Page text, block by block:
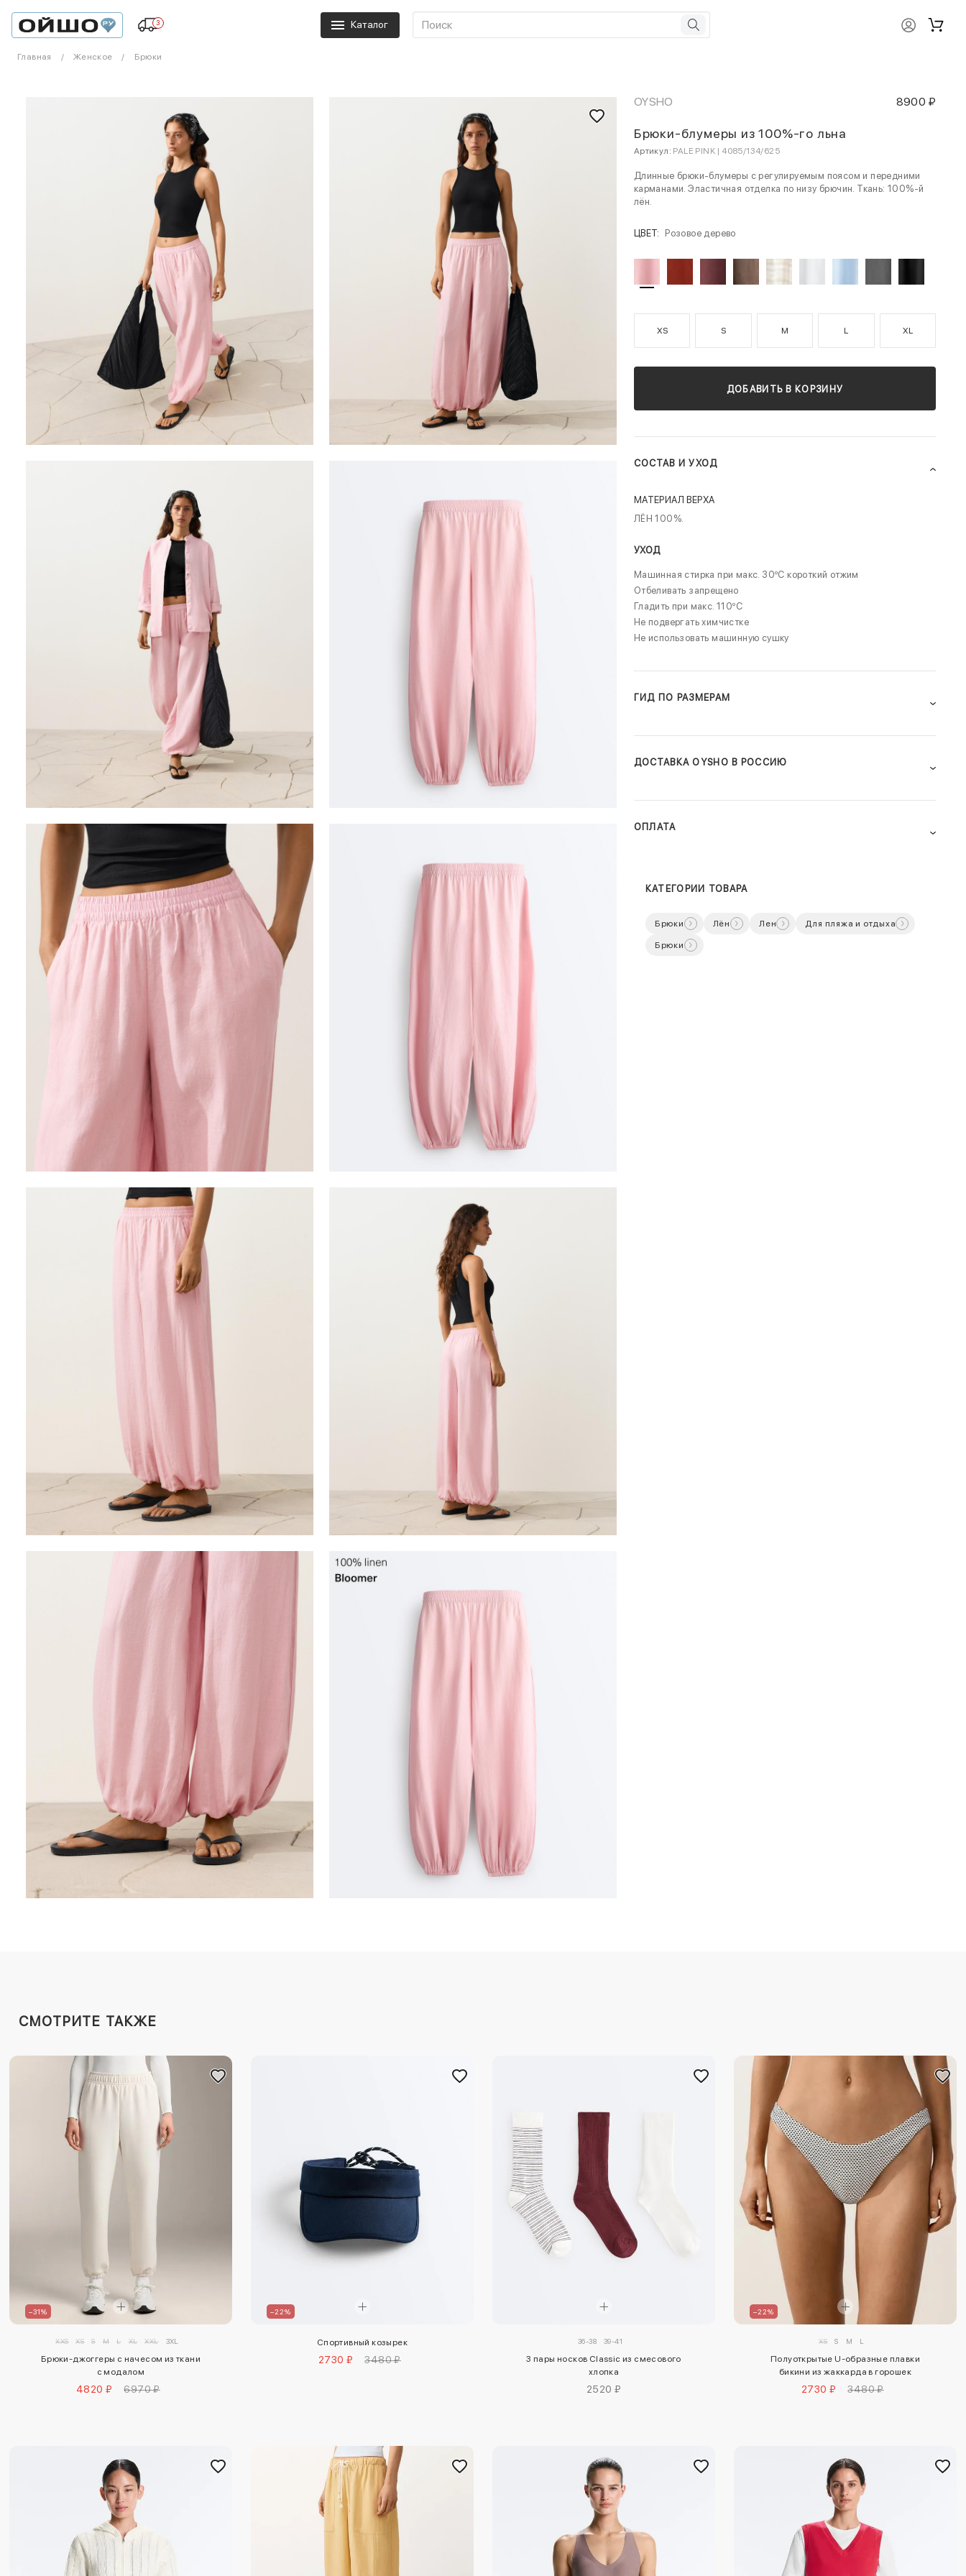
3 Каталог
Главная Женское Брюки
OYSHO 8900 ₽
Брюки-блумеры из 100%-го льна
Артикул: PALE PINK | 4085/134/625
Длинные брюки-блумеры с регулируемым поясом и передними
карманами. Эластичная отделка по низу брючин. Ткань: 100%-й
лён.
ЦВЕТ: Розовое дерево
XS S M L XL
ДОБАВИТЬ В КОРЗИНУ
СОСТАВ И УХОД
МАТЕРИАЛ ВЕРХА
ЛЁН 100%.
УХОД
Машинная стирка при макс. 30ºC короткий отжим
Отбеливать запрещено
Гладить при макс. 110ºC
Не подвергать химчистке
Не использовать машинную сушку
ГИД ПО РАЗМЕРАМ
ДОСТАВКА OYSHO В РОССИЮ
ОПЛАТА
КАТЕГОРИИ ТОВАРА
Брюки Лён Лен Для пляжа и отдыха
Брюки
СМОТРИТЕ ТАКЖЕ
–31%
XXS XS S M L XL XXL 3XL
Брюки-джоггеры с начесом из ткани
с модалом
4820 ₽ 6970 ₽
–22%
Спортивный козырек
2730 ₽ 3480 ₽
36-38 39-41
3 пары носков Classic из смесового
хлопка
2520 ₽
–22%
XS S M L
Полуоткрытые U-образные плавки
бикини из жаккарда в горошек
2730 ₽ 3480 ₽